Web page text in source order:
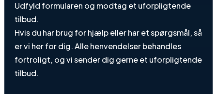
Udfyld formularen og modtag et uforpligtende
tilbud.
Hvis du har brug for hjælp eller har et spørgsmål, så
er vi her for dig. Alle henvendelser behandles
fortroligt, og vi sender dig gerne et uforpligtende
tilbud.